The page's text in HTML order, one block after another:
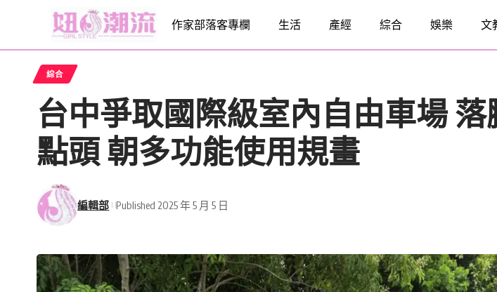
作家部落客專欄 生活 產經 綜合 娛樂 文
綜合
台中爭取國際級室內自由車場
點頭 朝多功能使用規畫
編輯部 Published 2025 年 5 月 5 日